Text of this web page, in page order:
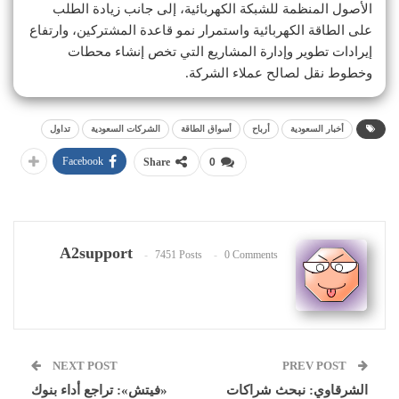
الأصول المنظمة للشبكة الكهربائية، إلى جانب زيادة الطلب
على الطاقة الكهربائية واستمرار نمو قاعدة المشتركين، وارتفاع
إيرادات تطوير وإدارة المشاريع التي تخص إنشاء محطات
وخطوط نقل لصالح عملاء الشركة.
أخبار السعودية أرباح أسواق الطاقة الشركات السعودية تداول
0
Share
Facebook
A2support 7451 Posts 0 Comments
الشرقاوي: نبحث شراكات
NEXT POST
«فيتش»: تراجع أداء بنوك